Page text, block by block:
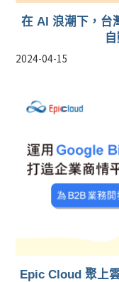
在 AI 浪潮下，台
2024-04-15
Epic Cloud 聚上